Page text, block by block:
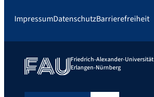
ImpressumDatenschutzBarrierefreiheit
Friedrich-Alexander-Universität
Erlangen-Nürnberg